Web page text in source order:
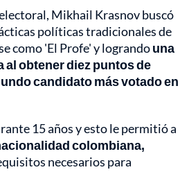
Mikhail Krasnov buscó
políticas tradicionales de
como 'El Profe' y lograndouna
obtener diez puntos de
candidato más votado en
15 años y esto le permitió a
colombiana,
necesarios para